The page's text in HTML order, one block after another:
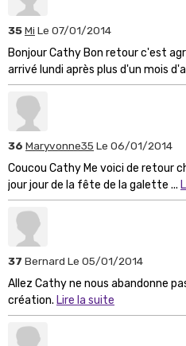
35Mi Le 07/01/2014
Bonjour Cathy Bon retour c'est
arrivé lundi après plus d'un mois
36 Maryvonne35 Le 06/01/2014
Coucou Cathy Me voici de retour
jour jour de la fête de la galette ...
37 Bernard Le 05/01/2014
Allez Cathy ne nous abandonne
création. Lire la suite